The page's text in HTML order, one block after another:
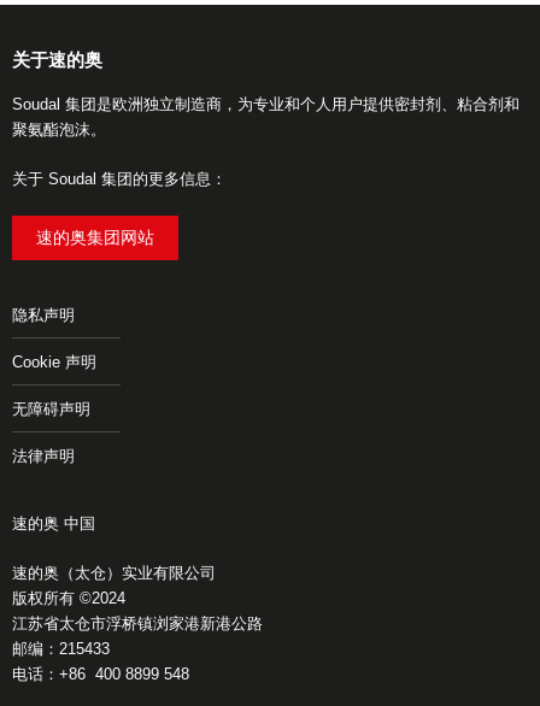
关于速的奥
Soudal 集团是欧洲独立制造商，为专业和个人用户提供密封剂、粘合剂和
聚氨酯泡沫。
关于 Soudal 集团的更多信息：
速的奥集团网站
隐私声明
Cookie 声明
无障碍声明
法律声明
速的奥 中国
速的奥（太仓）实业有限公司
版权所有 ©2024
江苏省太仓市浮桥镇浏家港新港公路
邮编：215433
电话：+86 400 8899 548